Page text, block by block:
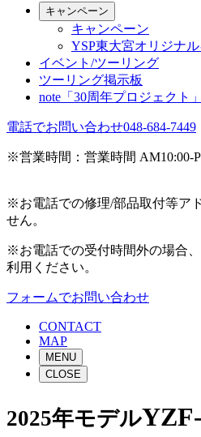
キャンペーン
キャンペーン
YSP東大宮オリジナ
イベント/ツーリング
ツーリング掲示板
note「30周年プロジェクト」
電話でお問い合わせ048-684-7449
※営業時間：営業時間 AM10:00-
※お電話での修理/部品取付等ア
せん。
※お電話での受付時間外の場合
利用ください。
フォームでお問い合わせ
CONTACT
MAP
MENU
CLOSE
2025年モデル